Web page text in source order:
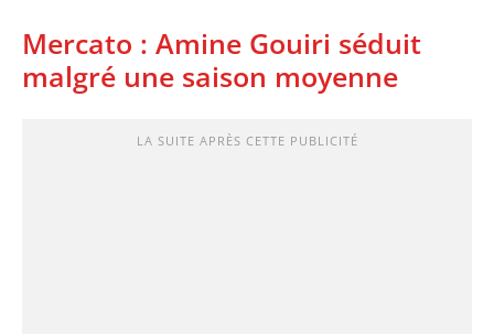
Mercato : Amine Gouiri séduit
malgré une saison moyenne
LA SUITE APRÈS CETTE PUBLICITÉ